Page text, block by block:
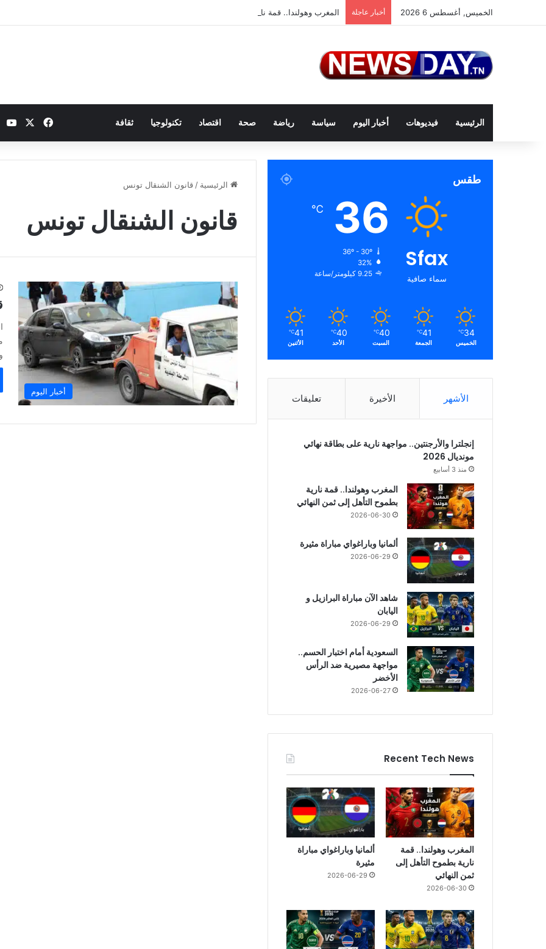
الخميس, أغسطس 6 2026 أخبار عاجلة المغرب وهولندا.. قمة نارية بطموح التأهل إلى ثمن النهائي
الرئيسية فيديوهات أخبار اليوم سياسة رياضة صحة اقتصاد تكنولوجيا ثقافة فيسبوك
الرئيسية / قانون الشنقال تونس
قانون الشنقال تونس
أخبار اليوم
طقس
Sfax
سماء صافية
36
℃
36º - 30º
32%
9.25 كيلومتر/ساعة
34
℃
الخميس
41
℃
الجمعة
40
℃
السبت
40
℃
الأحد
41
℃
الأثنين
الأشهر الأخيرة تعليقات
إنجلترا والأرجنتين.. مواجهة نارية على بطاقة نهائي
مونديال 2026
منذ 3 أسابيع
المغرب وهولندا.. قمة نارية
بطموح التأهل إلى ثمن النهائي
2026-06-30
ألمانيا وباراغواي مباراة مثيرة
2026-06-29
شاهد الآن مباراة البرازيل و
اليابان
2026-06-29
السعودية أمام اختبار الحسم..
مواجهة مصيرية ضد الرأس
الأخضر
2026-06-27
Recent Tech News
المغرب وهولندا.. قمة
نارية بطموح التأهل إلى
ثمن النهائي
2026-06-30
ألمانيا وباراغواي مباراة
مثيرة
2026-06-29